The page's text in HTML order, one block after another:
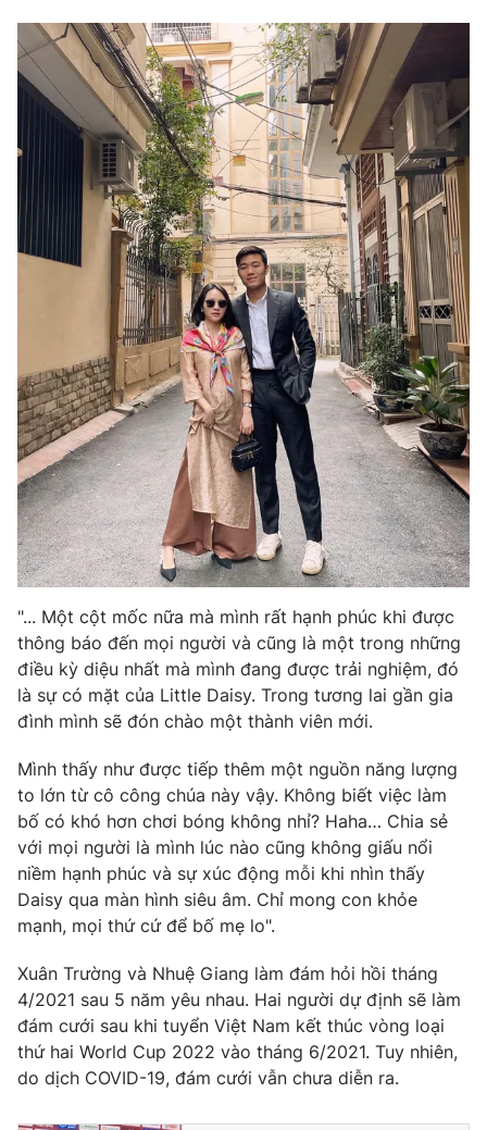
Tư vấn
Chuyên mục khác
Emagazine Podcast
Photo Infographic
Video Shorts video
VTV Money VTV Thể thao
VTV Sức khoẻ Bất động sản
Thị trường 24h Tấm lòng Việt
VTV4 Vươn mình bằng AI
VTV9 VTV8
Liên hệ tòa soạn English
Theo dõi báo trên
Cơ quan chủ quản:Đài Truyền hình Việt Nam
Giấy phép hoạt động báo in và báo điện tử số 483/GP-BTTTT
cấp ngày 29/12/2023
Tổng Biên tập:Vũ Thanh Thủy
Phó Tổng Biên tập:Nguyễn Thị Mỹ Hạnh, Phạm Quốc Thắng,
Nguyễn Trọng Ninh
"... Một cột mốc nữa mà mình rất hạnh phúc khi được
thông báo đến mọi người và cũng là một trong những
điều kỳ diệu nhất mà mình đang được trải nghiệm, đó
là sự có mặt của Little Daisy. Trong tương lai gần gia
đình mình sẽ đón chào một thành viên mới.
Mình thấy như được tiếp thêm một nguồn năng lượng
to lớn từ cô công chúa này vậy. Không biết việc làm
bố có khó hơn chơi bóng không nhỉ? Haha… Chia sẻ
với mọi người là mình lúc nào cũng không giấu nổi
niềm hạnh phúc và sự xúc động mỗi khi nhìn thấy
Daisy qua màn hình siêu âm. Chỉ mong con khỏe
mạnh, mọi thứ cứ để bố mẹ lo".
Xuân Trường và Nhuệ Giang làm đám hỏi hồi tháng
4/2021 sau 5 năm yêu nhau. Hai người dự định sẽ làm
đám cưới sau khi tuyển Việt Nam kết thúc vòng loại
thứ hai World Cup 2022 vào tháng 6/2021. Tuy nhiên,
do dịch COVID-19, đám cưới vẫn chưa diễn ra.